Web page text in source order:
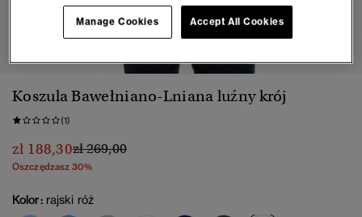
1 3 4
Koszula Bawełniano-Lniana luźny krój
(1)
zł 188,30Cena obniżona od
zł 269,00do
Oszczędzasz 30%
Kolor: rajski róż
Accept All Cookies
Manage Cookies